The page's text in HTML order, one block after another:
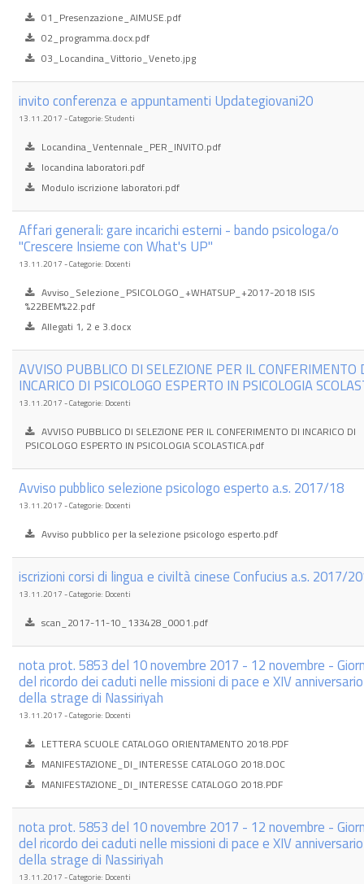
01_Presenzazione_AIMUSE.pdf
02_programma.docx.pdf
03_Locandina_Vittorio_Veneto.jpg
invito conferenza e appuntamenti Updategiovani20
13.11.2017 - Categorie: Studenti
Locandina_Ventennale_PER_INVITO.pdf
locandina laboratori.pdf
Modulo iscrizione laboratori.pdf
Affari generali: gare incarichi esterni - bando psicologa/o
"Crescere Insieme con What's UP"
13.11.2017 - Categorie: Docenti
Avviso_Selezione_PSICOLOGO_+WHATSUP_+2017-2018 ISIS
%22BEM%22.pdf
Allegati 1, 2 e 3.docx
AVVISO PUBBLICO DI SELEZIONE PER IL CONFERIMENTO
INCARICO DI PSICOLOGO ESPERTO IN PSICOLOGIA
13.11.2017 - Categorie: Docenti
AVVISO PUBBLICO DI SELEZIONE PER IL CONFERIMENTO DI INCARICO DI
PSICOLOGO ESPERTO IN PSICOLOGIA SCOLASTICA.pdf
Avviso pubblico selezione psicologo esperto a.s. 2017/18
13.11.2017 - Categorie: Docenti
Avviso pubblico per la selezione psicologo esperto.pdf
iscrizioni corsi di lingua e civiltà cinese Confucius a.s. 2017/
13.11.2017 - Categorie: Docenti
scan_2017-11-10_133428_0001.pdf
nota prot. 5853 del 10 novembre 2017 - 12 novembre -
del ricordo dei caduti nelle missioni di pace e XIV anniversario
della strage di Nassiriyah
13.11.2017 - Categorie: Docenti
LETTERA SCUOLE CATALOGO ORIENTAMENTO 2018.PDF
MANIFESTAZIONE_DI_INTERESSE CATALOGO 2018.DOC
MANIFESTAZIONE_DI_INTERESSE CATALOGO 2018.PDF
nota prot. 5853 del 10 novembre 2017 - 12 novembre -
del ricordo dei caduti nelle missioni di pace e XIV anniversario
della strage di Nassiriyah
13.11.2017 - Categorie: Docenti